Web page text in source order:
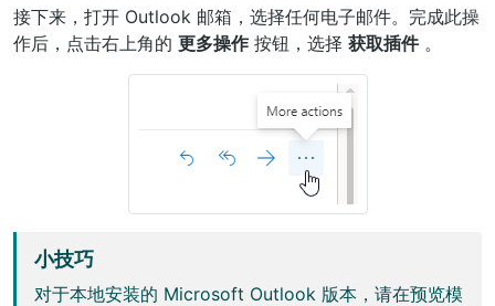
接下来，打开 Outlook 邮箱，选择任何电子邮件。完成此操
作后，点击右上角的 更多操作按钮，选择 获取插件。
小技巧
对于本地安装的 Microsoft Outlook 版本，请在预览模